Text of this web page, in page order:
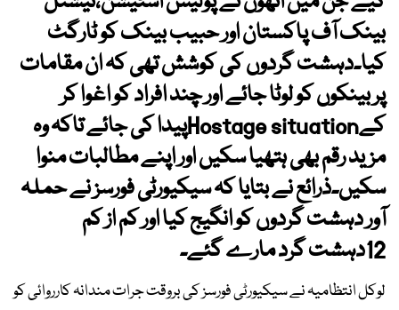
بینک آف پاکستان اور حبیب بینک کو ٹارگٹ
کیا۔دہشت گردوں کی کوشش تھی کہ ان مقامات
پر بینکوں کو لوٹا جائے اور چند افراد کو اغوا کر
کےHostage situationپیدا کی جائے تاکہ وہ
مزید رقم بھی ہتھیا سکیں اور اپنے مطالبات منوا
سکیں۔ذرائع نے بتایا کہ سیکیورٹی فورسز نے حملہ
آور دہشت گردوں کو انگیج کیا اور کم از کم
12دہشت گرد مارے گئے۔
لوکل انتظامیہ نے سیکیورٹی فورسز کی بروقت جرات مندانہ کارروائی کو